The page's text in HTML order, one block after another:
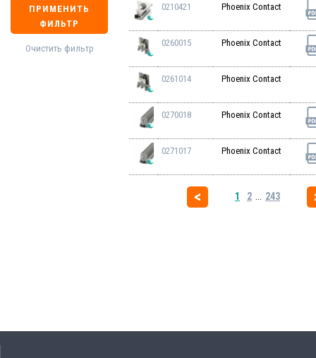
ПРИМЕНИТЬ
ФИЛЬТР
Очистить фильтр
0210421 Phoenix Contact
0260015 Phoenix Contact
0261014 Phoenix Contact
0270018 Phoenix Contact
0271017 Phoenix Contact
1 2 243